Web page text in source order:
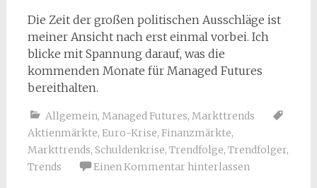
Die Zeit der großen politischen Ausschläge ist
meiner Ansicht nach erst einmal vorbei. Ich
blicke mit Spannung darauf, was die
kommenden Monate für Managed Futures
bereithalten.
Allgemein, Managed Futures, Markttrends
Aktienmärkte, Euro-Krise, Finanzmärkte,
Markttrends, Schuldenkrise, Trendfolge, Trendfolger,
Trends
Einen Kommentar hinterlassen